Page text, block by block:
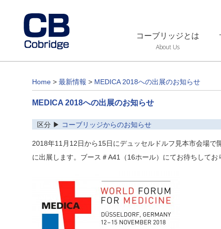
コーブリッジとは
About Us
Home > 最新情報 > MEDICA 2018への出展のお知らせ
MEDICA 2018への出展のお知らせ
区分 ▶ コーブリッジからのお知らせ
2018年11月12日から15日にデュッセルドルフ見本市会場で
に出展します。ブース＃A41（16ホール）にてお待ちしてお